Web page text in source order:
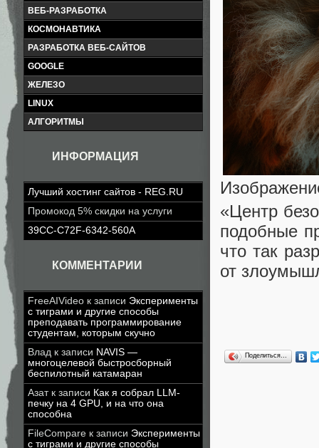
ВЕБ-РАЗРАБОТКА
КОСМОНАВТИКА
РАЗРАБОТКА ВЕБ-САЙТОВ
GOOGLE
ЖЕЛЕЗО
LINUX
АЛГОРИТМЫ
ИНФОРМАЦИЯ
Лучший хостинг сайтов - REG.RU
Промокод 5% скидки на услуги
39CC-C72F-6342-560A
КОММЕНТАРИИ
FreeAIVideo к записи Эксперименты
с тиграми и другие способы
преподавать программирование
студентам, которым скучно
Влад к записи NAVIS —
многоцелевой быстросборный
беспилотный катамаран
Азатк записи Как я собрал LLM-
печку на 4 GPU, и на что она
способна
FileCompare к записи Эксперименты
с тиграми и другие способы
«Центр
подобные
что так
от
Поделиться…